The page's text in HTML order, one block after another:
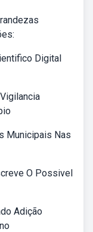
Digital
Municipais Nas
O Possivel
Adição